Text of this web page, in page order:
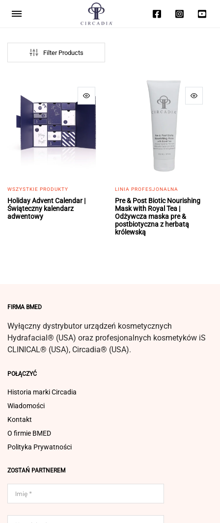
Filter Products
WSZYSTKIE PRODUKTY
Holiday Advent Calendar |
Świąteczny kalendarz
adwentowy
LINIA PROFESJONALNA
Pre & Post Biotic Nourishing
Mask with Royal Tea |
Odżywcza maska pre &
postbiotyczna z herbatą
królewską
FIRMA BMED
Wyłączny dystrybutor urządzeń kosmetycznych
Hydrafacial® (USA) oraz profesjonalnych kosmetyków iS
CLINICAL® (USA), Circadia® (USA).
POŁĄCZYĆ
Historia marki Circadia
Wiadomości
Kontakt
O firmie BMED
Polityka Prywatności
ZOSTAŃ PARTNEREM